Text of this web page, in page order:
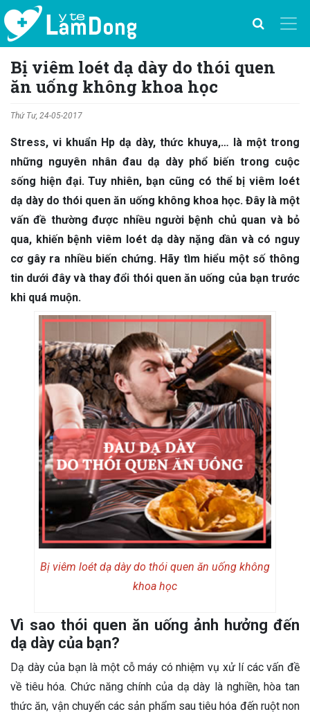
Bị viêm loét dạ dày do thói quen
ăn uống không khoa học
Thứ Tư, 24-05-2017
Stress, vi khuẩn Hp dạ dày, thức khuya,… là một trong
những nguyên nhân đau dạ dày phổ biến trong cuộc
sống hiện đại. Tuy nhiên, bạn cũng có thể bị viêm loét
dạ dày do thói quen ăn uống không khoa học. Đây là một
vấn đề thường được nhiều người bệnh chủ quan và bỏ
qua, khiến bệnh viêm loét dạ dày nặng dần và có nguy
cơ gây ra nhiều biến chứng. Hãy tìm hiểu một số thông
tin dưới đây và thay đổi thói quen ăn uống của bạn trước
khi quá muộn.
Bị viêm loét dạ dày do thói quen ăn uống không
khoa học
Vì sao thói quen ăn uống ảnh hưởng đến
dạ dày của bạn?
Dạ dày của bạn là một cỗ máy có nhiệm vụ xử lí các vấn đề
về tiêu hóa. Chức năng chính của dạ dày là nghiền, hòa tan
thức ăn, vận chuyển các sản phẩm sau tiêu hóa đến ruột non